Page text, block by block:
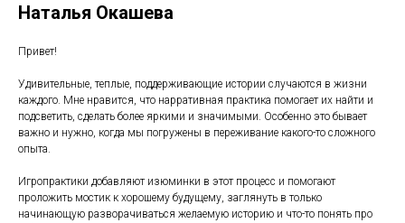
Наталья Окашева
Привет!
Удивительные, теплые, поддерживающие истории случаются в жизни
каждого. Мне нравится, что нарративная практика помогает их найти и
подсветить, сделать более яркими и значимыми. Особенно это бывает
важно и нужно, когда мы погружены в переживание какого-то сложного
опыта.
Игропрактики добавляют изюминки в этот процесс и помогают
проложить мостик к хорошему будущему, заглянуть в только
начинающую разворачиваться желаемую историю и что-то понять про